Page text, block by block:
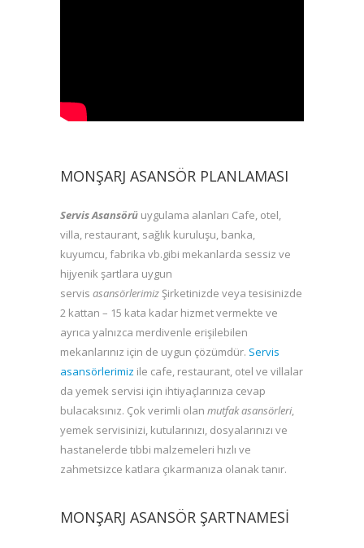
MONŞARJ ASANSÖR PLANLAMASI
Servis Asansörü uygulama alanları Cafe, otel,
villa, restaurant, sağlık kuruluşu, banka,
kuyumcu, fabrika vb.gibi mekanlarda sessiz ve
hijyenik şartlara uygun
servis asansörlerimizŞirketinizde veya tesisinizde
2 kattan – 15 kata kadar hizmet vermekte ve
ayrıca yalnızca merdivenle erişilebilen
mekanlarınız için de uygun çözümdür. Servis
asansörlerimiz ile cafe, restaurant, otel ve villalar
da yemek servisi için ihtiyaçlarınıza cevap
bulacaksınız. Çok verimli olan mutfak asansörleri,
yemek servisinizi, kutularınızı, dosyalarınızı ve
hastanelerde tıbbi malzemeleri hızlı ve
zahmetsizce katlara çıkarmanıza olanak tanır.
MONŞARJ ASANSÖR ŞARTNAMESI